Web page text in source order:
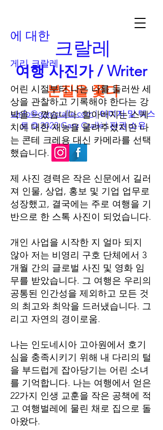
크랄레
여행 사진가 / Writer
본질을 쫓다
나nfo@garycralle.com| 이미지 및 텍스
트 © 2022 Gary Crallé | 판권 소유
에 대한
게리 크랄레
어린 시절부터 나는 나를 둘러싼 세
상을 관찰하고 기록해야 한다는 강
박을 느꼈습니다. 할아버지는 스케
치에 대한 재능을 물려주셨지만 나
는 콘테 크레용 대신 카메라를 선택
했습니다.
제 사진 경력은 작은 신문에서 길러
져 인물, 상업, 홍보 및 기업 업무로
성장했고, 결국에는 주로 여행을 기
반으로 한 스톡 사진이 되었습니다.
개인 사업을 시작한 지 얼마 되지
않아 저는 비영리 구호 단체에서 3
개월 간의 글로벌 사진 및 영화 임
무를 받았습니다. 그 여행은 우리의
공통된 인간성을 제외하고 모든 것
의 최고와 최악을 드러냈습니다. 그
리고 자연의 경이로움.
나는 인도네시아 고아원에서 호기
심을 충족시키기 위해 내 다리의 털
을 부드럽게 잡아당기는 어린 소녀
를 기억합니다. 나는 여행에서 얻은
22가지 인생 교훈을 작은 공책에 적
고 여행벌레에 물린 채로 집으로 돌
아왔다.